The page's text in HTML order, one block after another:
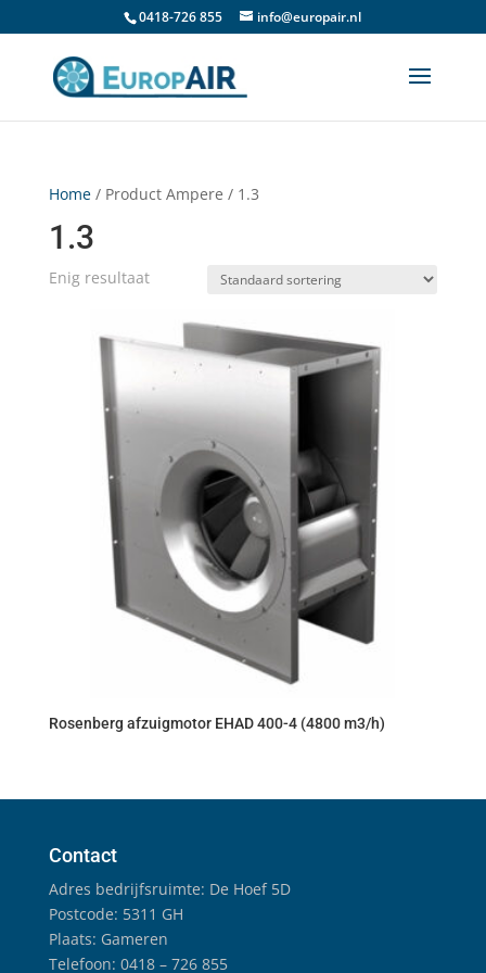
0418-726 855 info@europair.nl
Home/ Product Ampere / 1.3
1.3
Enig resultaat
Rosenberg afzuigmotor EHAD 400-4 (4800 m3/h)
Contact
Adres bedrijfsruimte: De Hoef 5D
Postcode: 5311 GH
Plaats: Gameren
Telefoon: 0418 – 726 855